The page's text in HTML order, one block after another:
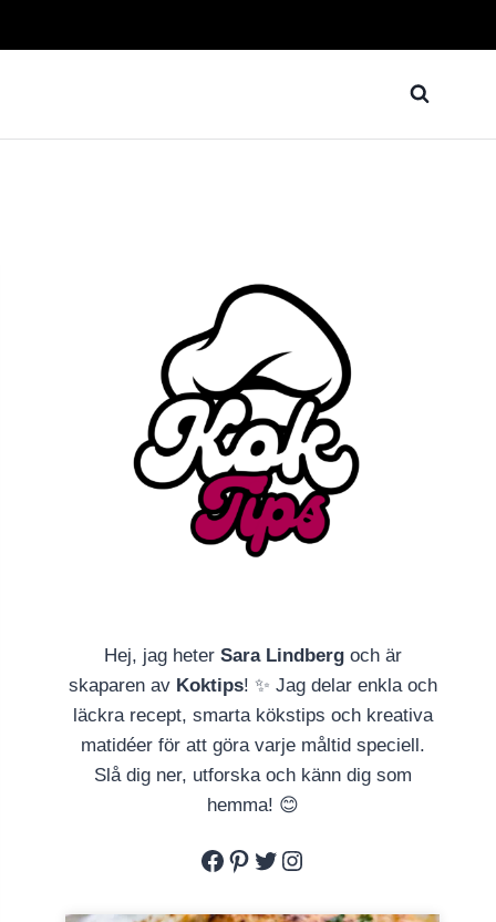
Hej, jag heter Sara Lindbergoch är
skaparen av Koktips! ✨ Jag delar enkla och
läckra recept, smarta kökstips och kreativa
matidéer för att göra varje måltid speciell.
Slå dig ner, utforska och känn dig som
hemma! 😊
Facebook
Pinterest
Twitter
Instagram